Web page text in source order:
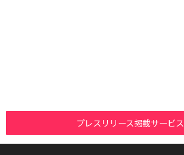
プレスリリース掲載サービス